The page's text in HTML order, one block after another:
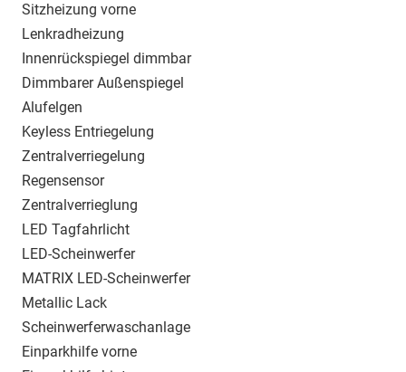
Sitzheizung vorne
Lenkradheizung
Innenrückspiegel dimmbar
Dimmbarer Außenspiegel
Alufelgen
Keyless Entriegelung
Zentralverriegelung
Regensensor
Zentralverrieglung
LED Tagfahrlicht
LED-Scheinwerfer
MATRIX LED-Scheinwerfer
Metallic Lack
Scheinwerferwaschanlage
Einparkhilfe vorne